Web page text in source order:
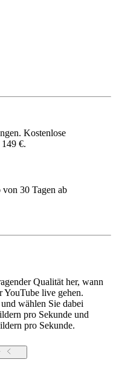
Kostenlose
€.
von 30 Tagen ab
Qualität her, wann
live gehen.
wählen Sie dabei
pro Sekunde und
pro Sekunde.